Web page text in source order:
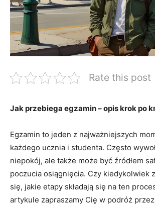
Rate this post
Jak przebiega egzamin – opis krok po
Egzamin to jeden z najważniejszych
każdego ucznia i studenta. Często
niepokój, ale także może być źródłem
poczucia osiągnięcia. Czy kiedykolwiek
się, jakie etapy składają się na ten
artykule zapraszamy Cię w podróż